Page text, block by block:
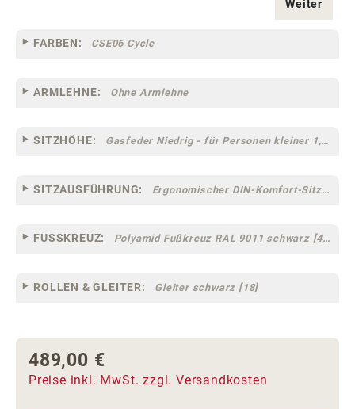
Weiter
FARBEN: CSE06 Cycle
ARMLEHNE: Ohne Armlehne
SITZHÖHE: Gasfeder Niedrig - für Personen kleiner 1,60 m
SITZAUSFÜHRUNG: Ergonomischer DIN-Komfort-Sitz [75]
FUSSKREUZ: Polyamid Fußkreuz RAL 9011 schwarz [44]
ROLLEN & GLEITER: Gleiter schwarz [18]
Regulärer Preis:
489,00 €
Preise inkl. MwSt. zzgl. Versandkosten